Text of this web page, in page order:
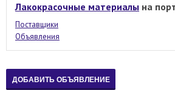
Лакокрасочные материалы на
Поставщики
Объявления